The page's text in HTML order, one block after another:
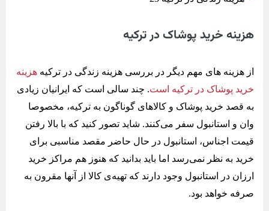
هزینه خرید پوشاک در ترکیه
از هزینه های مهم دیگر در بررسی هزینه زندگی در ترکیه هزینه
خرید پوشاک در ترکیه است. چند سالی است که ایرانیان زیادی
به قصد خرید پوشاک و کالاهای گوناگون به ترکیه، مخصوصا
وان و استانبول سفر می‌کنند. شاید تصور کنید که با بالا رفتن
قیمت اجناس، استانبول در حال حاضر مقصد مناسبی برای
خرید به نظر نمی‌رسد اما باید بدانید که هنوز هم مراکز خرید
ارزان در استانبول وجود دارند که تهیه‌ی کالا از آنها مقرون به
صرفه خواهد بود.